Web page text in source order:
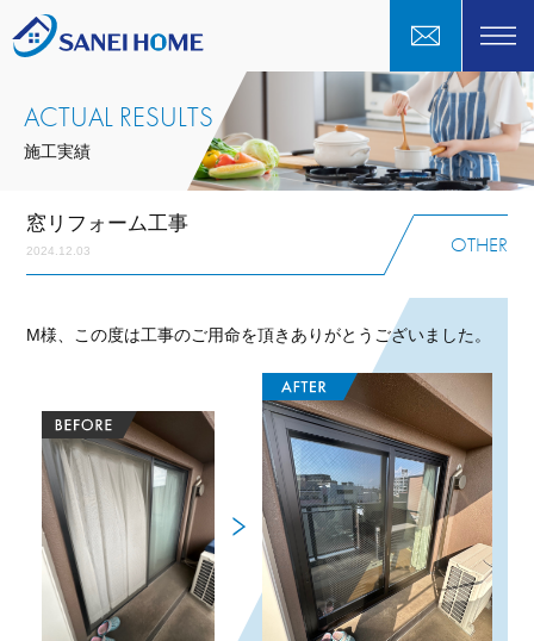
ACTUAL RESULTS
施工実績
OTHER
窓リフォーム工事
2024.12.03
M様、この度は工事のご用命を頂きありがとうございました。